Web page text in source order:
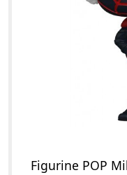
Figurine POP